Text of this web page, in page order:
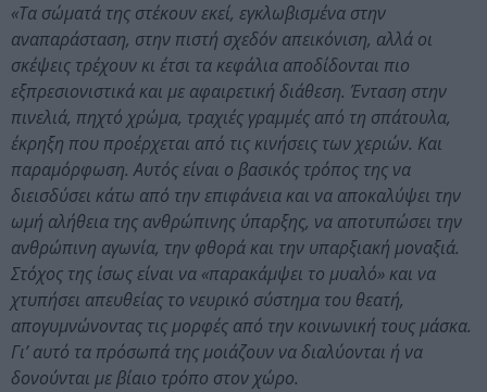
«Τα σώματά της στέκουν εκεί, εγκλωβισμένα στην
αναπαράσταση, στην πιστή σχεδόν απεικόνιση, αλλά οι
σκέψεις τρέχουν κι έτσι τα κεφάλια αποδίδονται πιο
εξπρεσιονιστικά και με αφαιρετική διάθεση. Ένταση στην
πινελιά, πηχτό χρώμα, τραχιές γραμμές από τη σπάτουλα,
έκρηξη που προέρχεται από τις κινήσεις των χεριών. Και
παραμόρφωση. Αυτός είναι ο βασικός τρόπος της να
διεισδύσει κάτω από την επιφάνεια και να αποκαλύψει την
ωμή αλήθεια της ανθρώπινης ύπαρξης, να αποτυπώσει την
ανθρώπινη αγωνία, την φθορά και την υπαρξιακή μοναξιά.
Στόχος της ίσως είναι να «παρακάμψει το μυαλό» και να
χτυπήσει απευθείας το νευρικό σύστημα του θεατή,
απογυμνώνοντας τις μορφές από την κοινωνική τους μάσκα.
Γι’ αυτό τα πρόσωπά της μοιάζουν να διαλύονται ή να
δονούνται με βίαιο τρόπο στον χώρο.